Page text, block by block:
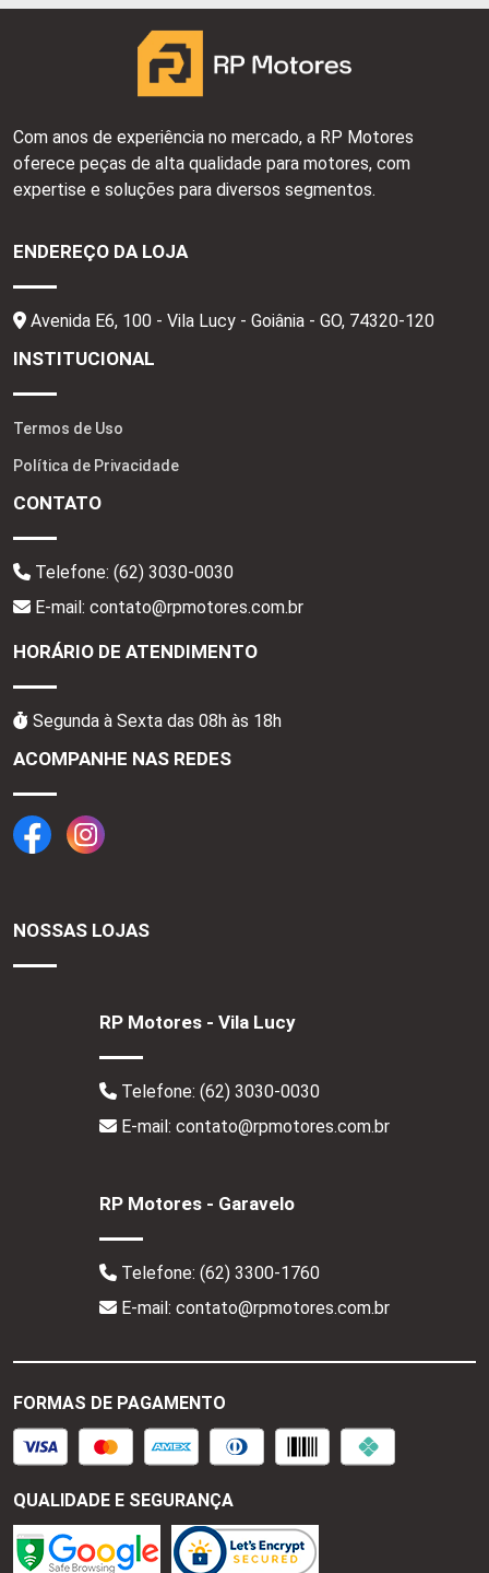
Com anos de experiência no mercado, a RP Motores
oferece peças de alta qualidade para motores, com
expertise e soluções para diversos segmentos.
ENDEREÇO DA LOJA
Avenida E6, 100 - Vila Lucy - Goiânia - GO, 74320-120
INSTITUCIONAL
Termos de Uso
Política de Privacidade
CONTATO
Telefone: (62) 3030-0030
E-mail: contato@rpmotores.com.br
HORÁRIO DE ATENDIMENTO
Segunda à Sexta das 08h às 18h
ACOMPANHE NAS REDES
NOSSAS LOJAS
RP Motores - Vila Lucy
Telefone: (62) 3030-0030
E-mail: contato@rpmotores.com.br
RP Motores - Garavelo
Telefone: (62) 3300-1760
E-mail: contato@rpmotores.com.br
FORMAS DE PAGAMENTO
QUALIDADE E SEGURANÇA